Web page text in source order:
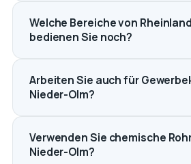
Welche Bereiche von
bedienen Sie noch?
Arbeiten Sie auch für
Nieder-Olm?
Verwenden Sie chemische
Nieder-Olm?